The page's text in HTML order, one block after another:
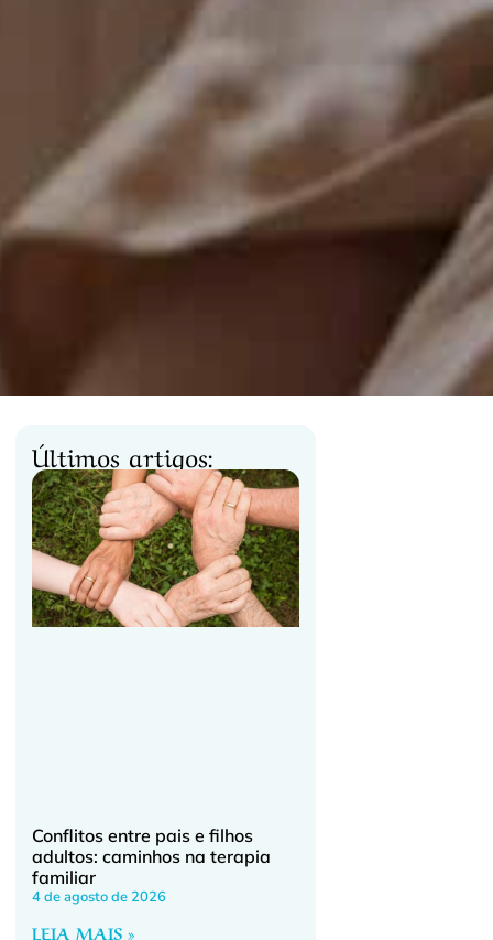
Últimos artigos:
Conflitos entre pais e filhos
adultos: caminhos na terapia
familiar
4 de agosto de 2026
LEIA MAIS »